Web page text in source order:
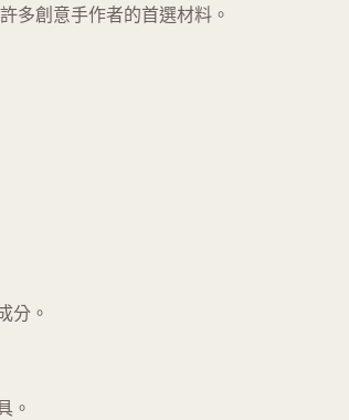
多創意手作者的首選材料。
分。
。